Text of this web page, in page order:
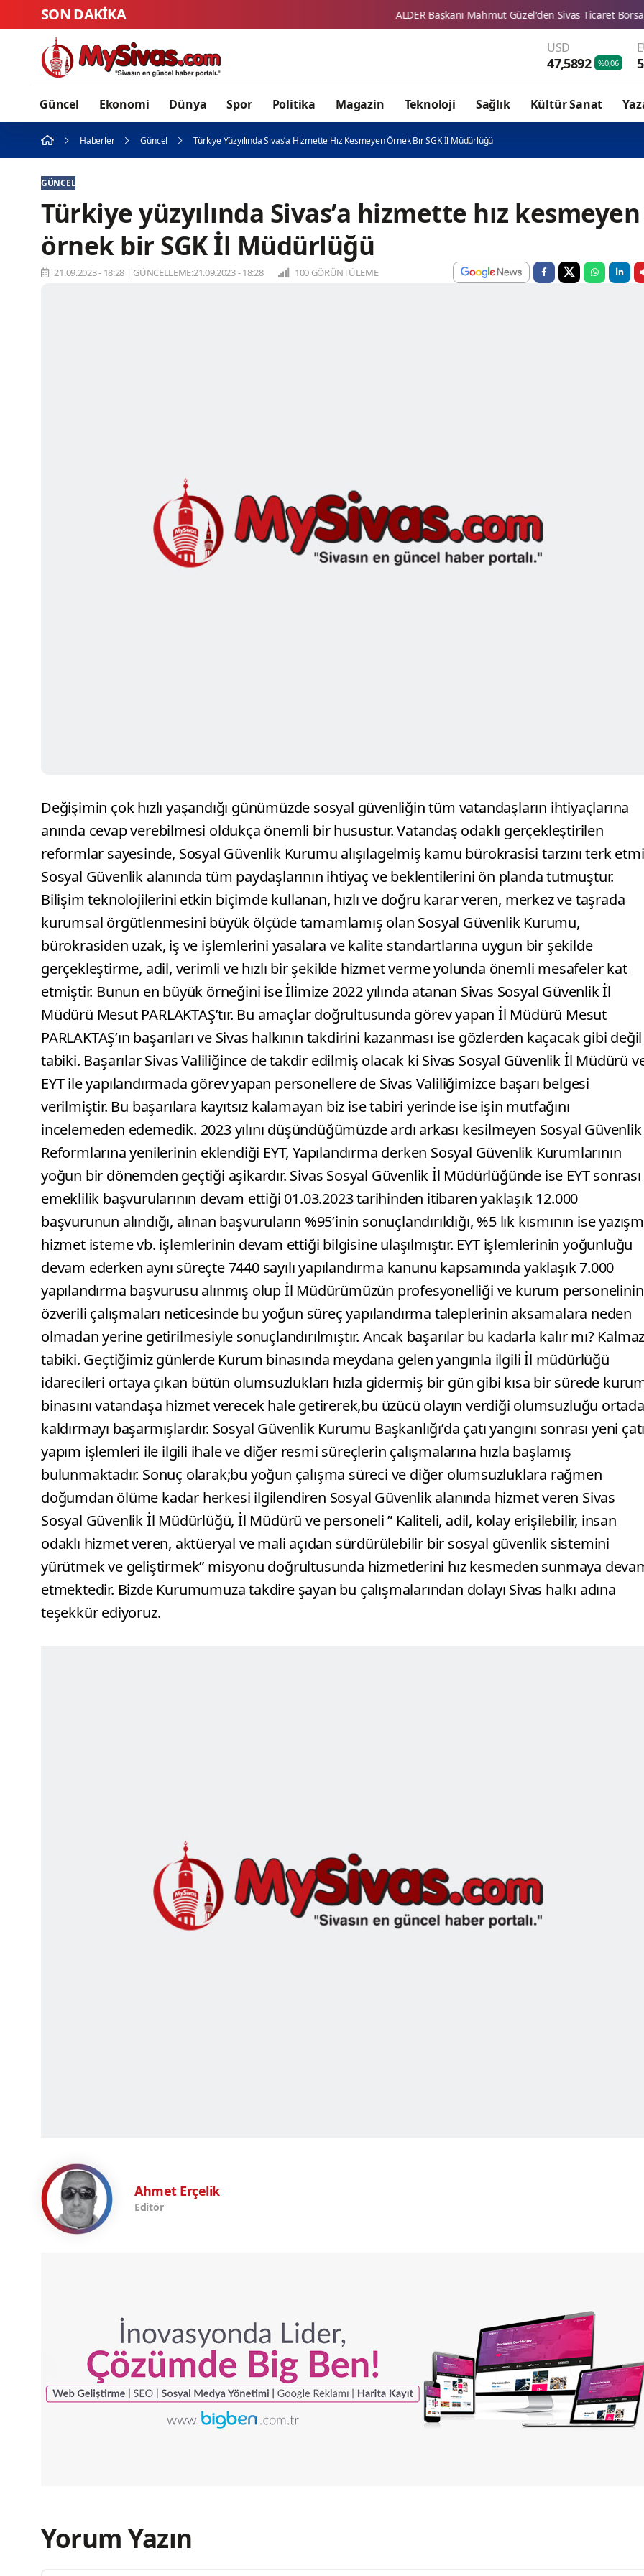
SON DAKİKA ALDER Başkanı Mahmut Güzel'den Sivas Ticaret Borsası'na Ziyaret
USD
47,5892 %0,06
Güncel Ekonomi Dünya Spor Politika Magazin Teknoloji Sağlık Kültür Sanat
Haberler Güncel Türkiye Yüzyılında Sivas’a Hizmette Hız Kesmeyen Örnek Bir SGK İl Müdürlüğü
GÜNCEL
Türkiye yüzyılında Sivas’a hizmette hız kesmeyen
örnek bir SGK İl Müdürlüğü
21.09.2023 - 18:28 | GÜNCELLEME:21.09.2023 - 18:28 100 GÖRÜNTÜLEME
Değişimin çok hızlı yaşandığı günümüzde sosyal güvenliğin tüm vatandaşların ihtiyaçlarına
anında cevap verebilmesi oldukça önemli bir husustur. Vatandaş odaklı gerçekleştirilen
reformlar sayesinde, Sosyal Güvenlik Kurumu alışılagelmiş kamu bürokrasisi tarzını terk
Sosyal Güvenlik alanında tüm paydaşlarının ihtiyaç ve beklentilerini ön planda tutmuştur.
Bilişim teknolojilerini etkin biçimde kullanan, hızlı ve doğru karar veren, merkez ve taşrada
kurumsal örgütlenmesini büyük ölçüde tamamlamış olan Sosyal Güvenlik Kurumu,
bürokrasiden uzak, iş ve işlemlerini yasalara ve kalite standartlarına uygun bir şekilde
gerçekleştirme, adil, verimli ve hızlı bir şekilde hizmet verme yolunda önemli mesafeler kat
etmiştir. Bunun en büyük örneğini ise İlimize 2022 yılında atanan Sivas Sosyal Güvenlik İl
Müdürü Mesut PARLAKTAŞ’tır. Bu amaçlar doğrultusunda görev yapan İl Müdürü Mesut
PARLAKTAŞ’ın başarıları ve Sivas halkının takdirini kazanması ise gözlerden kaçacak gibi değil
tabiki. Başarılar Sivas Valiliğince de takdir edilmiş olacak ki Sivas Sosyal Güvenlik İl Müdürü
EYT ile yapılandırmada görev yapan personellere de Sivas Valiliğimizce başarı belgesi
verilmiştir. Bu başarılara kayıtsız kalamayan biz ise tabiri yerinde ise işin mutfağını
incelemeden edemedik. 2023 yılını düşündüğümüzde ardı arkası kesilmeyen Sosyal Güvenlik
Reformlarına yenilerinin eklendiği EYT, Yapılandırma derken Sosyal Güvenlik Kurumlarının
yoğun bir dönemden geçtiği aşikardır. Sivas Sosyal Güvenlik İl Müdürlüğünde ise EYT sonrası
emeklilik başvurularının devam ettiği 01.03.2023 tarihinden itibaren yaklaşık 12.000
başvurunun alındığı, alınan başvuruların %95’inin sonuçlandırıldığı, %5 lık kısmının ise
hizmet isteme vb. işlemlerinin devam ettiği bilgisine ulaşılmıştır. EYT işlemlerinin yoğunluğu
devam ederken aynı süreçte 7440 sayılı yapılandırma kanunu kapsamında yaklaşık 7.000
yapılandırma başvurusu alınmış olup İl Müdürümüzün profesyonelliği ve kurum personelinin
özverili çalışmaları neticesinde bu yoğun süreç yapılandırma taleplerinin aksamalara neden
olmadan yerine getirilmesiyle sonuçlandırılmıştır. Ancak başarılar bu kadarla kalır mı?
tabiki. Geçtiğimiz günlerde Kurum binasında meydana gelen yangınla ilgili İl müdürlüğü
idarecileri ortaya çıkan bütün olumsuzlukları hızla gidermiş bir gün gibi kısa bir sürede
binasını vatandaşa hizmet verecek hale getirerek,bu üzücü olayın verdiği olumsuzluğu
kaldırmayı başarmışlardır. Sosyal Güvenlik Kurumu Başkanlığı’da çatı yangını sonrası yeni
yapım işlemleri ile ilgili ihale ve diğer resmi süreçlerin çalışmalarına hızla başlamış
bulunmaktadır. Sonuç olarak;bu yoğun çalışma süreci ve diğer olumsuzluklara rağmen
doğumdan ölüme kadar herkesi ilgilendiren Sosyal Güvenlik alanında hizmet veren Sivas
Sosyal Güvenlik İl Müdürlüğü, İl Müdürü ve personeli ” Kaliteli, adil, kolay erişilebilir, insan
odaklı hizmet veren, aktüeryal ve mali açıdan sürdürülebilir bir sosyal güvenlik sistemini
yürütmek ve geliştirmek” misyonu doğrultusunda hizmetlerini hız kesmeden sunmaya
etmektedir. Bizde Kurumumuza takdire şayan bu çalışmalarından dolayı Sivas halkı adına
teşekkür ediyoruz.
Ahmet Erçelik
Editör
Yorum Yazın